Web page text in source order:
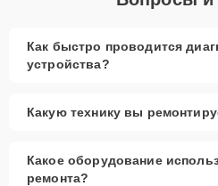
Как быстро проводится
устройства?
Какую технику вы
Какое оборудование
ремонта?